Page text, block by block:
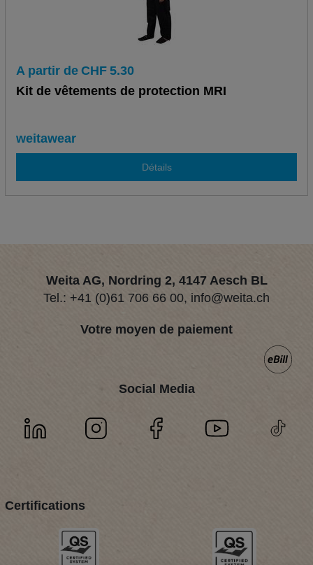
A partir de CHF 5.30
Kit de vêtements de protection MRI
weitawear
Détails
Weita AG, Nordring 2, 4147 Aesch BL
Tel.: +41 (0)61 706 66 00, info@weita.ch
Votre moyen de paiement
Social Media
Certifications